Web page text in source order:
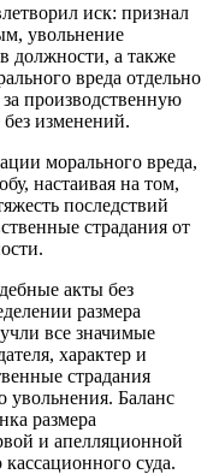
иск: признал
увольнение
должности, а также
вреда отдельно
производственную
изменений.
морального вреда,
настаивая на том,
последствий
страдания от
акты без
размера
все значимые
характер и
страдания
увольнения. Баланс
размера
и апелляционной
суда.